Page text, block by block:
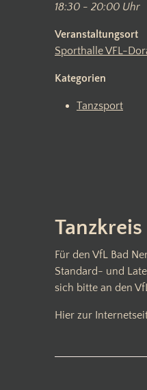
18:30 - 20:00 Uhr
Veranstaltungsort
Sporthalle VFL-
Kategorien
Tanzsport
Für den VfL Bad
Standard- und
sich bitte an den
Hier zur